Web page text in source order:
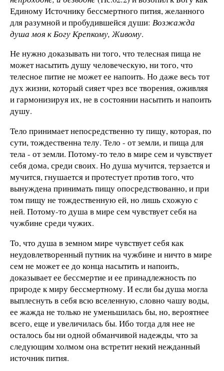
Единому Источнику бессмертного пития, желанного
для разумной и пробудившейся души: Возжажда
душа моя к Богу Крепкому, Живому.
Не нужно доказывать ни того, что телесная пища не
может насытить душу человеческую, ни того, что
телесное питие не может ее напоить. Но даже весь тот
дух жизни, который сияет чрез все творения, оживляя
и гармонизируя их, не в состоянии насытить и напоить
душу.
Тело принимает непосредственно ту пищу, которая, по
сути, тождественна телу. Тело - от земли, и пища для
тела - от земли. Потому-то тело в мире сем и чувствует
себя дома, среди своих. Но душа мучится, терзается и
мучится, гнушается и протестует против того, что
вынуждена принимать пищу опосредствованно, и при
том пищу не тождественную ей, но лишь схожую с
ней. Потому-то душа в мире сем чувствует себя на
чужбине среди чужих.
То, что душа в земном мире чувствует себя как
неудовлетворенный путник на чужбине и ничто в мире
сем не может ее до конца насытить и напоить,
доказывает ее бессмертие и ее принадлежность по
природе к миру бессмертному. И если бы душа могла
выплеснуть в себя всю вселенную, словно чашу воды,
ее жажда не только не уменьшилась бы, но, вероятнее
всего, еще и увеличилась бы. Ибо тогда для нее не
осталось бы ни одной обманчивой надежды, что за
следующим холмом она встретит некий нежданный
источник пития.